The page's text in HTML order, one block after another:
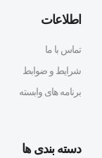
اطلاعات
تماس با ما
شرایط و ضوابط
برنامه های وابسته
دسته بندی ها